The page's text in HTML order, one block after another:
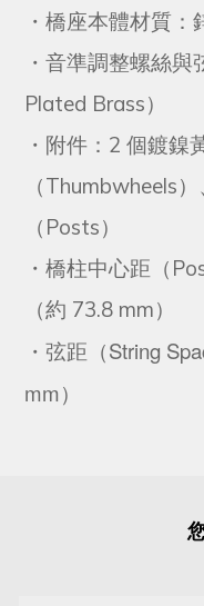
・橋座本體材質：
・音準調整螺絲
Plated Brass）
・附件：2 個鍍鎳
（Thumbwheels
（Posts）
・橋柱中心距（
（約 73.8 mm）
・ 弦距（String
mm）